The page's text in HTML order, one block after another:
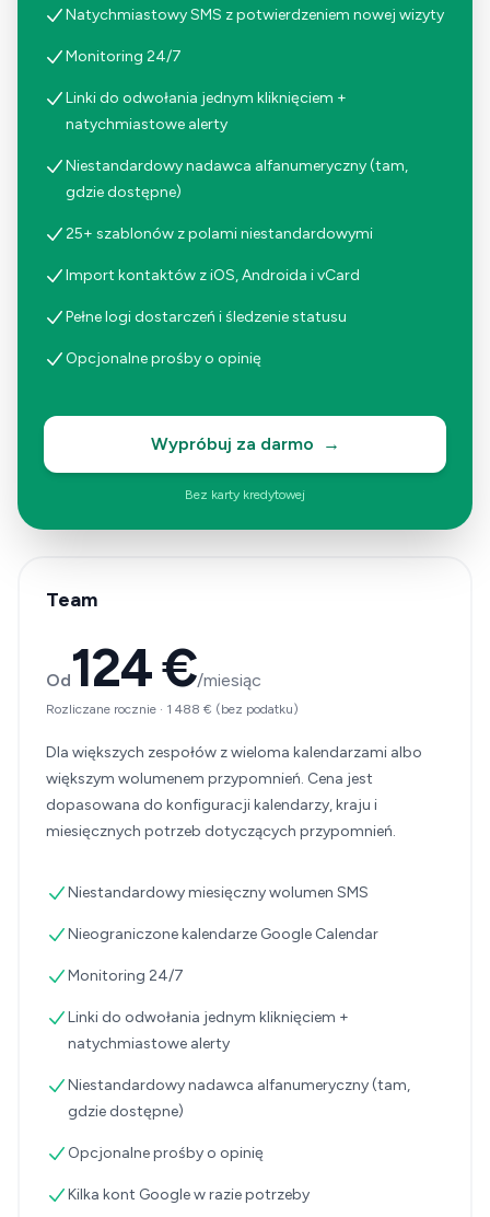
Natychmiastowy SMS z potwierdzeniem nowej wizyty
Monitoring 24/7
Linki do odwołania jednym kliknięciem +
natychmiastowe alerty
Niestandardowy nadawca alfanumeryczny (tam,
gdzie dostępne)
25+ szablonów z polami niestandardowymi
Import kontaktów z iOS, Androida i vCard
Pełne logi dostarczeń i śledzenie statusu
Opcjonalne prośby o opinię
Wypróbuj za darmo →
Bez karty kredytowej
Team
Od124 €/miesiąc
Rozliczane rocznie · 1 488 € (bez podatku)
Dla większych zespołów z wieloma kalendarzami albo
większym wolumenem przypomnień. Cena jest
dopasowana do konfiguracji kalendarzy, kraju i
miesięcznych potrzeb dotyczących przypomnień.
Niestandardowy miesięczny wolumen SMS
Nieograniczone kalendarze Google Calendar
Monitoring 24/7
Linki do odwołania jednym kliknięciem +
natychmiastowe alerty
Niestandardowy nadawca alfanumeryczny (tam,
gdzie dostępne)
Opcjonalne prośby o opinię
Kilka kont Google w razie potrzeby